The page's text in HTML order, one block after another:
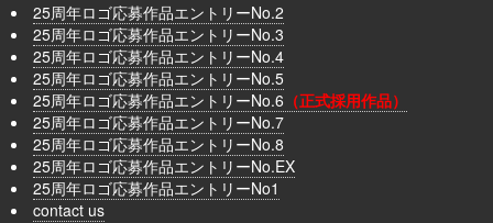
25周年ロゴ応募作品エントリーNo.2
25周年ロゴ応募作品エントリーNo.3
25周年ロゴ応募作品エントリーNo.4
25周年ロゴ応募作品エントリーNo.5
25周年ロゴ応募作品エントリーNo.6 （正式採用作品）
25周年ロゴ応募作品エントリーNo.7
25周年ロゴ応募作品エントリーNo.8
25周年ロゴ応募作品エントリーNo.EX
25周年ロゴ応募作品エントリーNo1
contact us